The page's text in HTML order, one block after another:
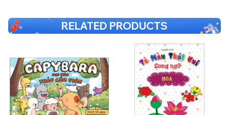
RELATED PRODUCTS